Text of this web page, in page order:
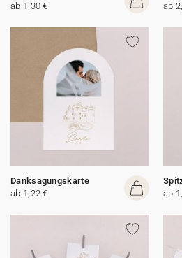
ab 1,30 €
ab
Danksagungskarte
ab 1,22 €
ab